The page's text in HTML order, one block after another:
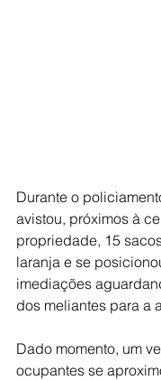
Durante o
avistou, próximos à
propriedade, 15
laranja e se
imediações
dos meliantes para a
Dado momento, um
ocupantes se